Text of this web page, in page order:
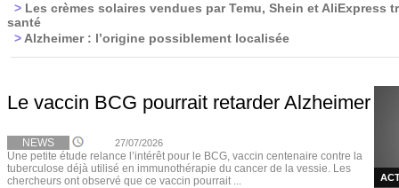
> Les crèmes solaires vendues par Temu, Shein et AliExpress
santé
> Alzheimer : l’origine possiblement localisée
Le vaccin BCG pourrait retarder Alzheimer
NEWS 27/07/2026
Une petite étude relance l’intérêt pour le BCG, vaccin centenaire contre la
tuberculose déjà utilisé en immunothérapie du cancer de la vessie. Les
chercheurs ont observé que ce vaccin pourrait ...